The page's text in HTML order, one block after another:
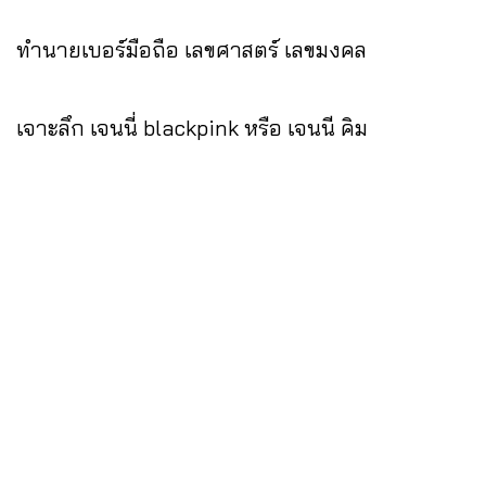
ทำนายเบอร์มือถือ เลขศาสตร์ เลขมงคล
เจาะลึก เจนนี่ blackpink หรือ เจนนี คิม